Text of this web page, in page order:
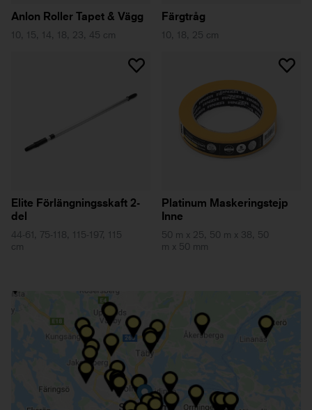
Anlon Roller Tapet & Vägg
10, 15, 14, 18, 23, 45 cm
Färgtråg
10, 18, 25 cm
Elite Förlängningsskaft 2-
del
44-61, 75-118, 115-197, 115
cm
Platinum Maskeringstejp
Inne
50 m x 25, 50 m x 38, 50
m x 50 mm